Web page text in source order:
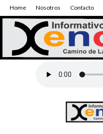
Home Nosotros Contacto